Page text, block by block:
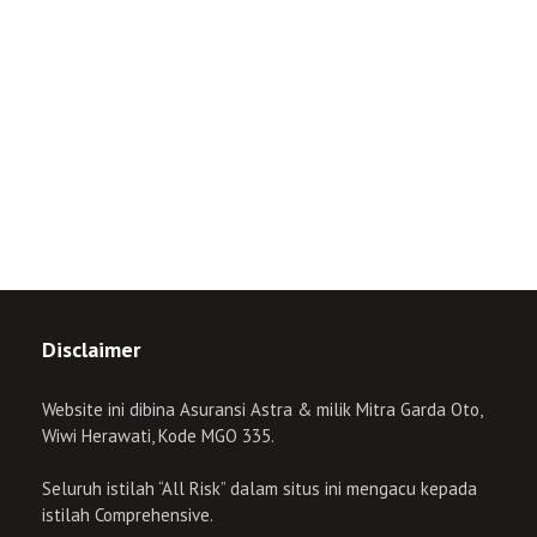
Disclaimer
Website ini dibina Asuransi Astra & milik Mitra Garda Oto,
Wiwi Herawati, Kode MGO 335.
Seluruh istilah “All Risk” dalam situs ini mengacu kepada
istilah Comprehensive.